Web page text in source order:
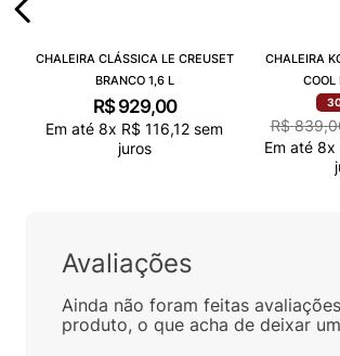
CHALEIRA CLÁSSICA LE CREUSET
BRANCO 1,6 L
R$ 929,00
Em até 8x R$ 116,12 sem
juros
CHALEIRA
COOL
R$ 839,
Em até 8x
Avaliações
Ainda não foram feitas
produto, o que acha de deixar